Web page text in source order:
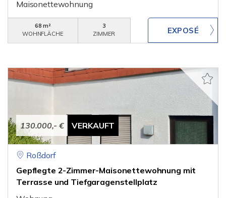
Maisonettewohnung
68 m²
WOHNFLÄCHE
3
ZIMMER
130.000,- € VERKAUFT
Roßdorf
Gepflegte 2-Zimmer-Maisonettewohnung mit
Terrasse und Tiefgaragenstellplatz